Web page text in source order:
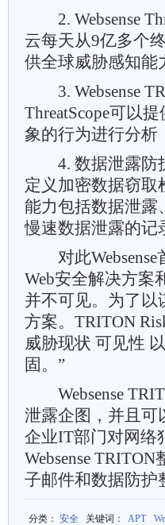
2. Websense
云每天从9亿多个
供全球威胁感知能
3. Websense
ThreatScope可以
象的行为进行分析
4. 数据泄露防护
定义加密数据窃取
能力包括数据泄露
慢速数据泄露的记
对此Websense
Web安全解决方案
并不可见。为了以
方案。TRITON
威胁现状 可见性
固。”
Websense
泄露企图，并且
企业IT部门对网络
Websense
子邮件和数据防护
分类 ： 安全 关键词 ： APT